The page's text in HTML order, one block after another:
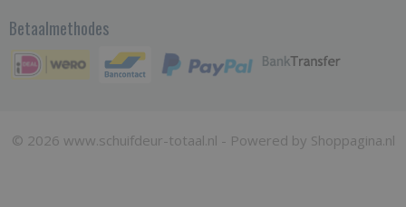
Betaalmethodes
© 2026 www.schuifdeur-totaal.nl - Powered by Shoppagina.nl